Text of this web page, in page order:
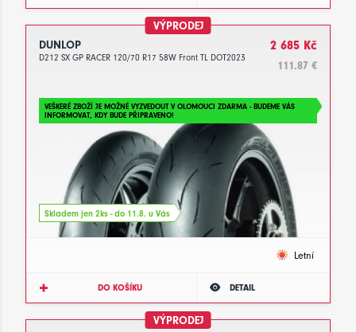
VÝPRODEJ
DUNLOP
D212 SX GP RACER 120/70 R17 58W Front TL DOT2023
2 685 Kč
111.87 €
VEŠKERÉ ZBOŽÍ JE MOŽNÉ VYZVEDOUT V OLOMOUCI ZDARMA - BUDEME VÁS
INFORMOVAT, KDY BUDE PŘIPRAVENO!
Skladem jen 2ks - do 11.8. u Vás
Letní
DO KOŠÍKU DETAIL
VÝPRODEJ